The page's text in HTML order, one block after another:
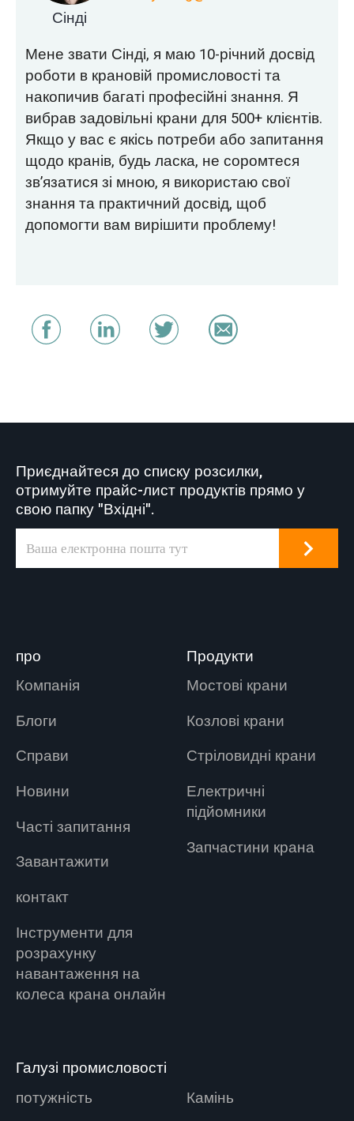
Сінді
Мене звати Сінді, я маю 10-річний досвід
роботи в крановій промисловості та
накопичив багаті професійні знання. Я
вибрав задовільні крани для 500+ клієнтів.
Якщо у вас є якісь потреби або запитання
щодо кранів, будь ласка, не соромтеся
зв’язатися зі мною, я використаю свої
знання та практичний досвід, щоб
допомогти вам вирішити проблему!
Приєднайтеся до списку розсилки,
отримуйте прайс-лист продуктів прямо у
свою папку "Вхідні".
про
Компанія
Блоги
Справи
Новини
Часті запитання
Завантажити
контакт
Інструменти для
розрахунку
навантаження на
колеса крана онлайн
Продукти
Мостові крани
Козлові крани
Стріловидні крани
Електричні
підйомники
Запчастини крана
Галузі промисловості
потужність
Камінь